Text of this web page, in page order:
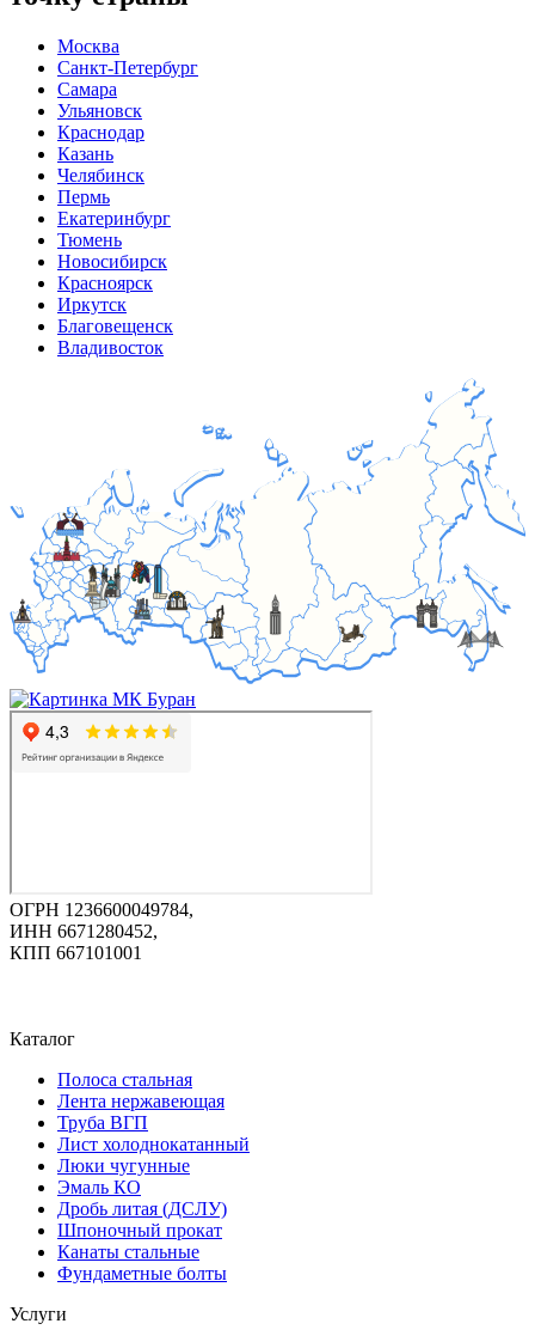
Москва
Санкт-Петербург
Самара
Ульяновск
Краснодар
Казань
Челябинск
Пермь
Екатеринбург
Тюмень
Новосибирск
Красноярск
Иркутск
Благовещенск
Владивосток
ОГРН 1236600049784,
ИНН 6671280452,
КПП 667101001
Каталог
Полоса стальная
Лента нержавеющая
Труба ВГП
Лист холоднокатанный
Люки чугунные
Эмаль КО
Дробь литая (ДСЛУ)
Шпоночный прокат
Канаты стальные
Фундаметные болты
Услуги